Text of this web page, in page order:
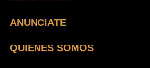
ANUNCIATE
QUIENES SOMOS